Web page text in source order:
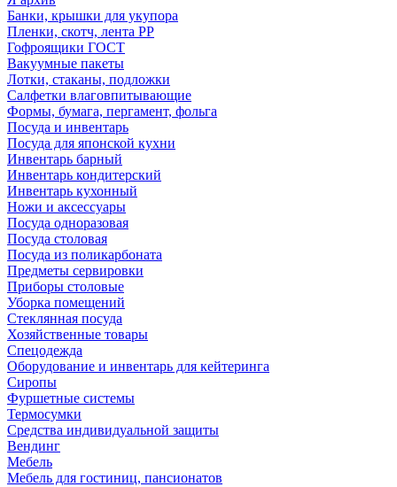
Банки, крышки для укупора
Пленки, скотч, лента РР
Гофроящики ГОСТ
Вакуумные пакеты
Лотки, стаканы, подложки
Салфетки влаговпитывающие
Формы, бумага, пергамент, фольга
Посуда и инвентарь
Посуда для японской кухни
Инвентарь барный
Инвентарь кондитерский
Инвентарь кухонный
Ножи и аксессуары
Посуда одноразовая
Посуда столовая
Посуда из поликарбоната
Предметы сервировки
Приборы столовые
Уборка помещений
Стеклянная посуда
Хозяйственные товары
Спецодежда
Оборудование и инвентарь для кейтеринга
Сиропы
Фуршетные системы
Термосумки
Средства индивидуальной защиты
Вендинг
Мебель
Мебель для гостиниц, пансионатов